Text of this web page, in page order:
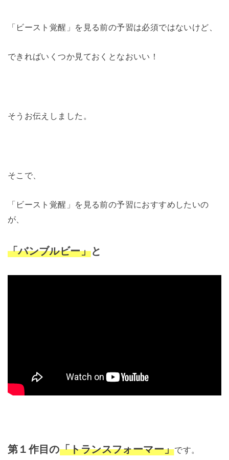
「ビースト覚醒」を見る前の予習は必須ではないけど、
できればいくつか見ておくとなおいい！
そうお伝えしました。
そこで、
「ビースト覚醒」を見る前の予習におすすめしたいの
が、
「バンブルビー」と
第１作目の「トランスフォーマー」です。